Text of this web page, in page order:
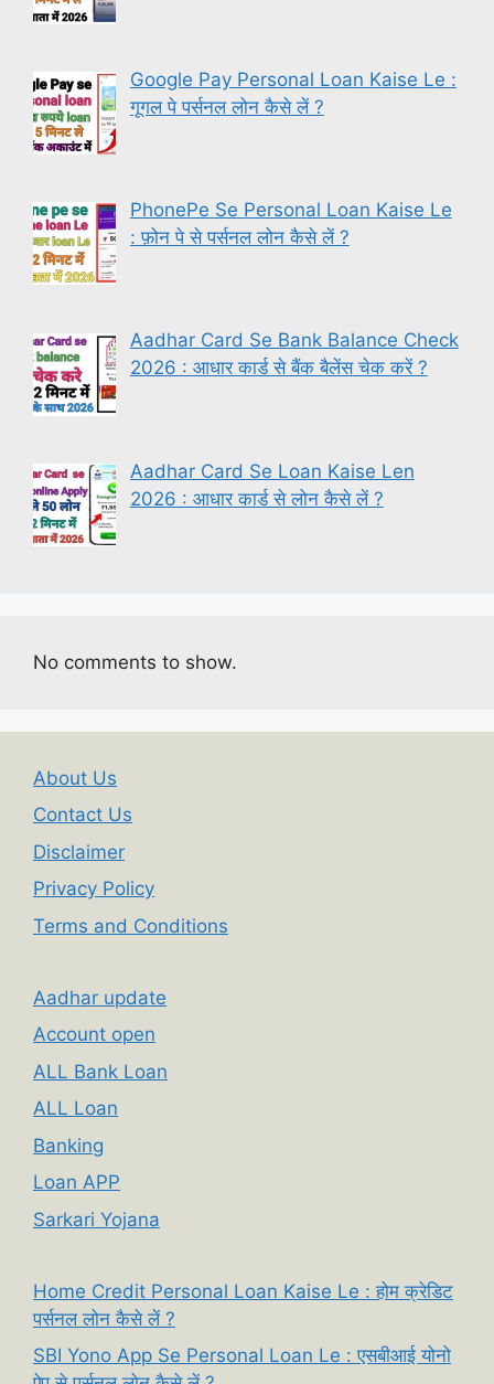
Google Pay Personal Loan Kaise Le :
गूगल पे पर्सनल लोन कैसे लें ?
PhonePe Se Personal Loan Kaise Le
: फ़ोन पे से पर्सनल लोन कैसे लें ?
Aadhar Card Se Bank Balance Check
2026 : आधार कार्ड से बैंक बैलेंस चेक करें ?
Aadhar Card Se Loan Kaise Len
2026 : आधार कार्ड से लोन कैसे लें ?
No comments to show.
About Us
Contact Us
Disclaimer
Privacy Policy
Terms and Conditions
Aadhar update
Account open
ALL Bank Loan
ALL Loan
Banking
Loan APP
Sarkari Yojana
Home Credit Personal Loan Kaise Le : होम क्रेडिट
पर्सनल लोन कैसे लें ?
SBI Yono App Se Personal Loan Le : एसबीआई योनो